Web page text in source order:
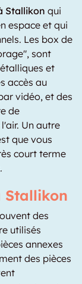
Stallikon qui
espace et qui
Les box de
sont
et
accès au
vidéo, et des
de
Un autre
que vous
court terme
Stallikon
des
utilisés
annexes
des pièces